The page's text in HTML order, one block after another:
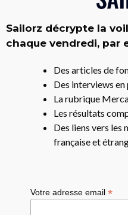
Sailorz décrypte la
chaque vendredi, par
Des articles de
Des interviews
La rubrique
Les résultats
Des liens vers les
française et
Votre adresse email*